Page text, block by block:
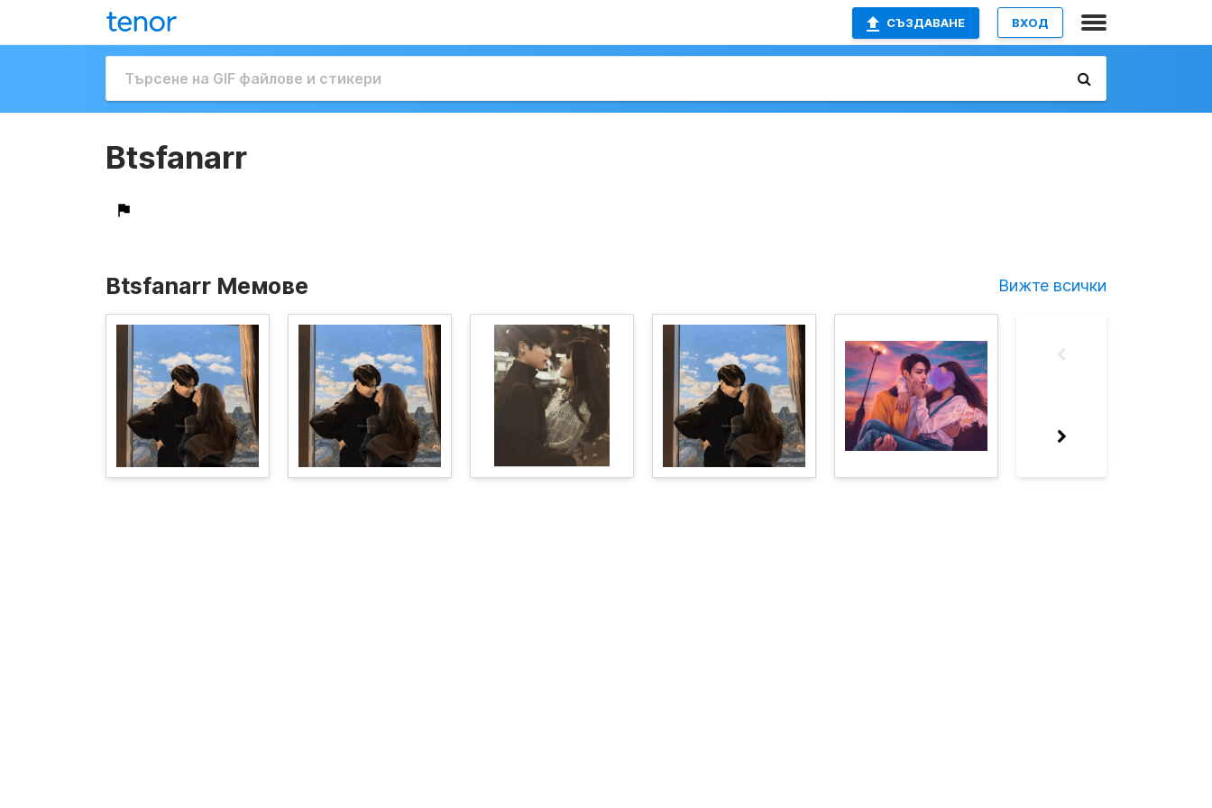
СЪЗДАВАНЕ ВХОД
Btsfanarr
Btsfanarr Мемове Вижте всички